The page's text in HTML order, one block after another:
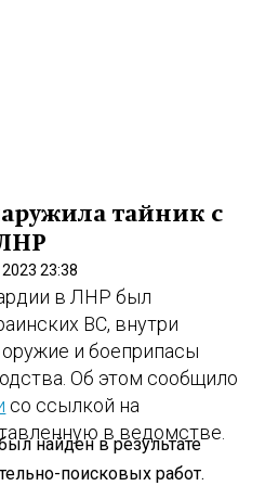
тайник с
23:38
в ЛНР был
ВС, внутри
и боеприпасы
Об этом сообщило
со ссылкой на
в ведомстве.
найден в результате
поисковых работ.